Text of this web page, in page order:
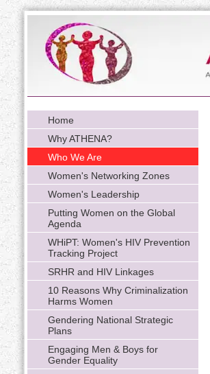
Home
Why ATHENA?
Who We Are
Women's Networking Zones
Women's Leadership
Putting Women on the Global
Agenda
WHiPT: Women's HIV Prevention
Tracking Project
SRHR and HIV Linkages
10 Reasons Why Criminalization
Harms Women
Gendering National Strategic
Plans
Engaging Men & Boys for
Gender Equality